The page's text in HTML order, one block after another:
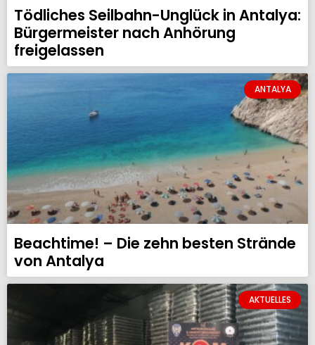
Tödliches Seilbahn-Unglück in Antalya:
Bürgermeister nach Anhörung
freigelassen
ANTALYA
Beachtime! – Die zehn besten Strände
von Antalya
AKTUELLES